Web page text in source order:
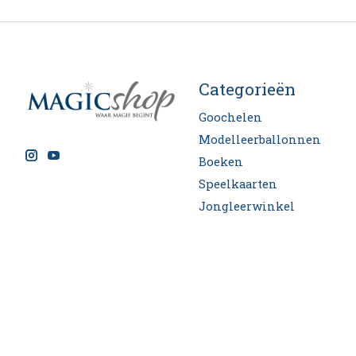
Categorieën
Goochelen
Modelleerballonnen
Boeken
Speelkaarten
Jongleerwinkel